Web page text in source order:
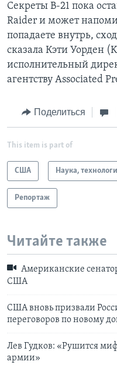
Секреты B-21 пока
Raider и может
попадаете внутрь,
сказала Кэти Уорден
исполнительный
агентству Associated
Поделиться
This item is part of
США Наука,
Репортаж
Читайте также
Американские
США
США вновь призвали
переговоров по новому
Лев Гудков: «Рушится
армии»